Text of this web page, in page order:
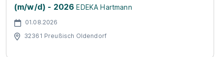
(m/w/d) - 2026 EDEKA Hartmann
01.08.2026
32361 Preußisch Oldendorf